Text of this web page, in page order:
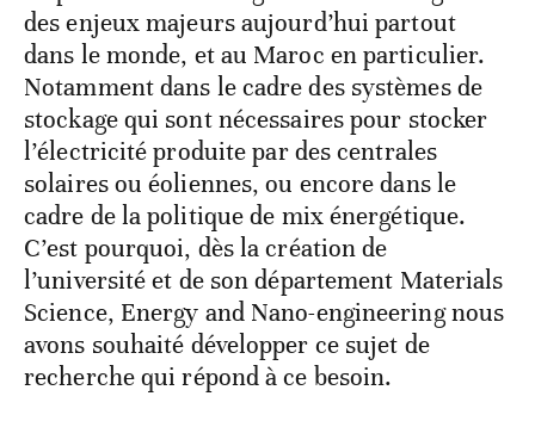
des enjeux majeurs aujourd’hui partout
dans le monde, et au Maroc en particulier.
Notamment dans le cadre des systèmes de
stockage qui sont nécessaires pour stocker
l’électricité produite par des centrales
solaires ou éoliennes, ou encore dans le
cadre de la politique de mix énergétique.
C’est pourquoi, dès la création de
l’université et de son département Materials
Science, Energy and Nano-engineering nous
avons souhaité développer ce sujet de
recherche qui répond à ce besoin.